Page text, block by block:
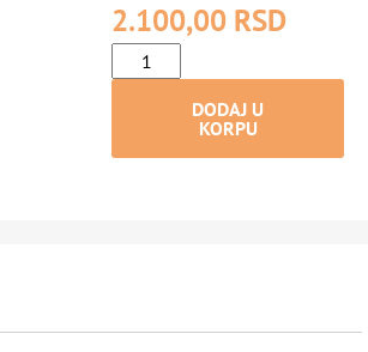
2.100,00 RSD
DODAJ U
KORPU